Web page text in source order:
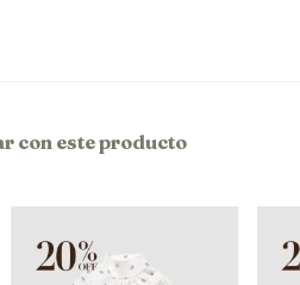
con este producto